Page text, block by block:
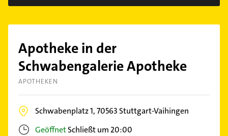
Apotheke in der
Schwabengalerie Apotheke
APOTHEKEN
Schwabenplatz 1,70563 Stuttgart-Vaihingen
GeöffnetSchließt um 20:00